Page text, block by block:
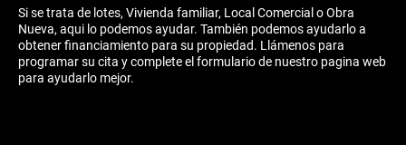
Si se trata de lotes, Vivienda familiar, Local Comercial o Obra
Nueva, aqui lo podemos ayudar. También podemos ayudarlo a
obtener financiamiento para su propiedad. Llámenos para
programar su cita y complete el formulario de nuestro pagina web
para ayudarlo mejor.